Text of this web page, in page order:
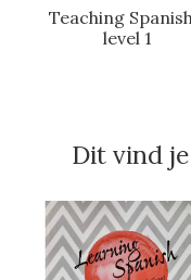
Teaching
level 1
Dit vind
Items van